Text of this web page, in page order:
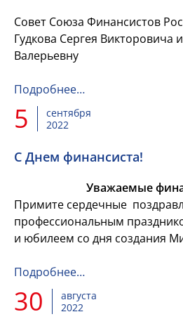
Совет Союза Финансистов
Гудкова Сергея Викторовича
Валерьевну
Подробнее…
5
сентября
2022
C Днем финансиста!
Уважаемые
Примите сердечные
профессиональным
и юбилеем со дня создания
Подробнее…
30
августа
2022